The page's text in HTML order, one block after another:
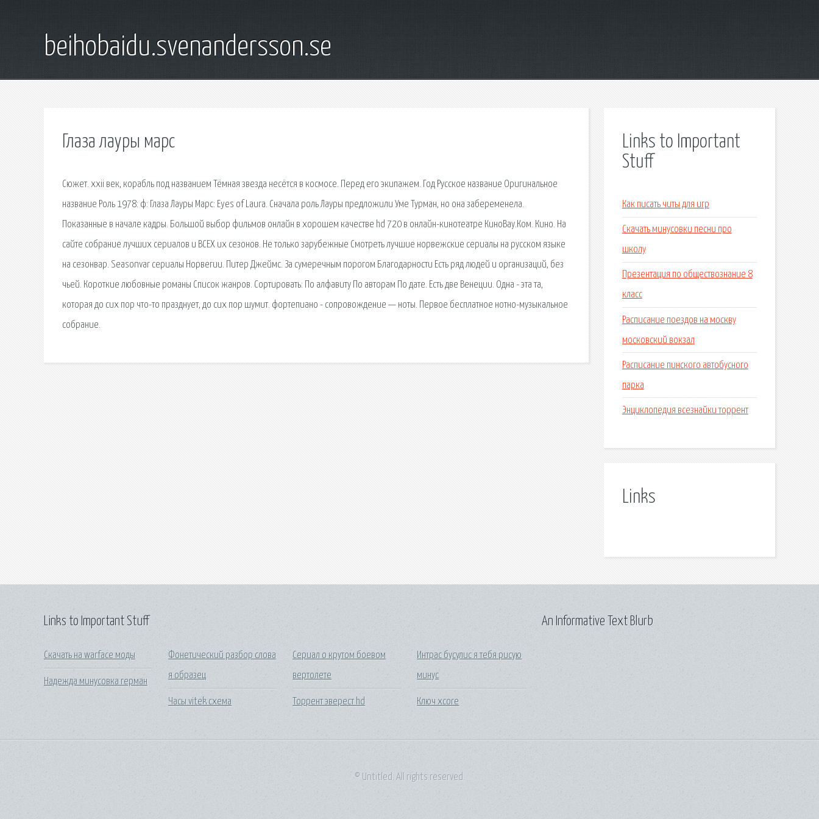
beihobaidu.svenandersson.se
Глаза лауры марс
Сюжет. xxii век, корабль под названием Тёмная звезда несётся в космосе. Перед его экипажем. Год Русское название Оригинальное
название Роль 1978: ф: Глаза Лауры Марс: Eyes of Laura. Сначала роль Лауры предложили Уме Турман, но она забеременела.
Показанные в начале кадры. Большой выбор фильмов онлайн в хорошем качестве hd 720 в онлайн-кинотеатре КиноВау.Ком. Кино. На
сайте собрание лучших сериалов и ВСЕХ их сезонов. Не только зарубежные Смотреть лучшие норвежские сериалы на русском языке
на сезонвар. Seasonvar сериалы Норвегии. Питер Джеймс. За сумеречным порогом Благодарности Есть ряд людей и организаций, без
чьей. Короткие любовные романы Список жанров. Сортировать: По алфавиту По авторам По дате. Есть две Венеции. Одна - эта та,
которая до сих пор что-то празднует, до сих пор шумит. фортепиано - сопровождение — ноты. Первое бесплатное нотно-музыкальное
собрание.
Links to Important
Stuff
Как писать читы для игр
Скачать минусовки песни про
школу
Презентация по обществознание 8
класс
Расписание поездов на москву
московский вокзал
Расписание пинского автобусного
парка
Энциклопедия всезнайки торрент
Links
Links to Important Stuff
Скачать на warface моды
Надежда минусовка герман
Фонетический разбор слова
я образец
Часы vitek схема
Сериал о крутом боевом
вертолете
Торрент эверест hd
Интрас бусулис я тебя рисую
минус
Ключ xcore
An Informative Text Blurb
© Untitled. All rights reserved.